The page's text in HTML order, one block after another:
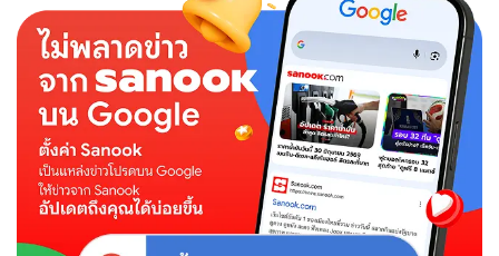
ดา
หลง
โดนัท
ตั้งแต่
แรก